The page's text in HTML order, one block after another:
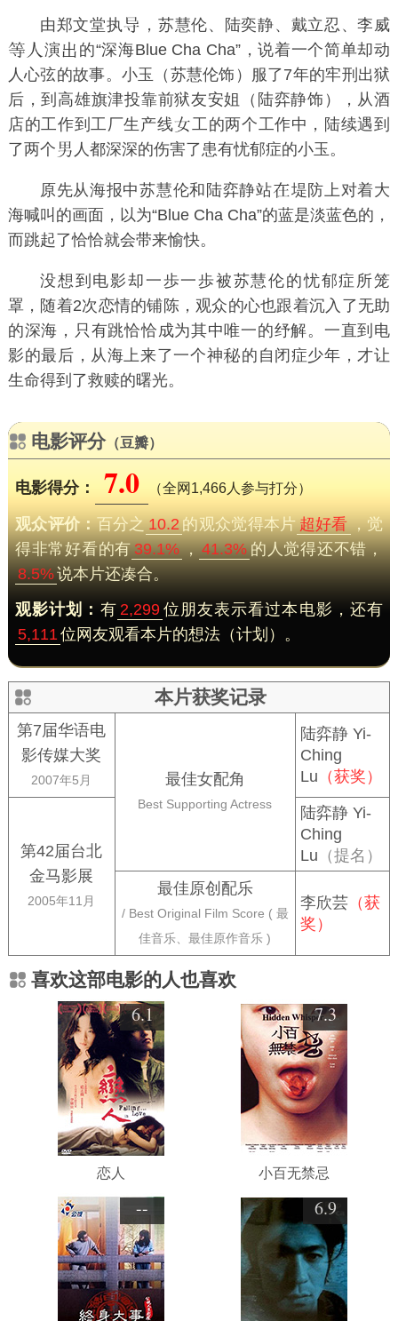
由郑文堂执
，苏慧伦、陆奕静、戴立忍、李威
演
的“深海Blue Cha Cha”，说着一个简单却动
人心弦的故事。小玉（苏慧伦饰）服了7年的牢刑出狱
后，到高雄旗津投靠前狱友安姐（陆弈静饰），从酒
店的工作到工厂生产线
工的两个工作中，陆续遇到
了两个
人都深深的伤害了患有忧郁症的小玉。
原先从海报中苏慧伦和陆弈静站
堤防上对着大
海喊叫的画面，以为“Blue Cha Cha”的蓝是淡蓝色的，
而跳起了恰恰就会带来愉快。
没想到电影却一歩一歩被苏慧伦的忧郁症所笼
罩，随着2次恋情的铺陈，观众的心也跟着沉入了无助
的深海，只有跳恰恰成为其中唯一的纾解。一直到电
影的最后，从海上来了一个神
的自闭症少年，才让
生命得到了救赎的曙光。
电影评分（豆瓣）
电影得分： 7.0 （全网1,466人参与打分）
观众评价：百分之10.2的观众觉得本片超好看，觉
得非常好看的有39.1%，41.3%的人觉得还不错，
8.5%说本片还凑合。
观影计划： 有 2,299 位朋友表示看过本电影，还有
5,111位网友观看本片的想法（计划）。
本片获奖记录
第7届华语电
影传媒大奖
2007年5月 最佳女配角
Best Supporting Actress
陆弈静 Yi-
Ching
Lu （获奖）
第42届台北
金马影展
2005年11月
陆弈静 Yi-
Ching
Lu （提名）
最佳原创配乐
/ Best Original Film Score ( 最
佳音乐、最佳原作音乐 )
李欣芸（获
奖）
喜欢这部电影的人也喜欢
6.1
恋人
7.3
小百无禁忌
-- 6.9